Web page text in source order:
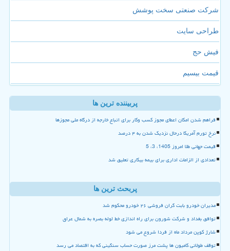
شرکت صنعتی سخت پوشش
طراحی سایت
فیش حج
قیمت بیسیم
پربیننده ترین ها
فراهم شدن امکان اعطای مجوز کسب وکار برای اتباع خارجه از درگاه ملی مجوزها
نرخ تورم آمریکا درحال نزدیک شدن به ۴ درصد
قیمت جهانی طلا امروز 1405، 3، 5
تعدادی از الزامات اداری برای بیمه بیکاری تعلیق شد
پربحث ترین ها
مدیران خودرو بابت گران فروشی ۲۶ خودرو محکوم شد
توافق بغداد و شرکت شورون برای راه اندازی خط لوله بصره به شمال عراق
شارژ کوپن مرداد ماه از فردا شروع می شود
توقف طولانی کامیون ها پشت مرز صورت حساب سنگینی که به اقتصاد می رسد